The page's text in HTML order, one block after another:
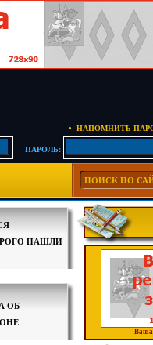
• НАПОМНИТЬ
ПАРОЛЬ:
НАШЛИ
ОБ
Ваша